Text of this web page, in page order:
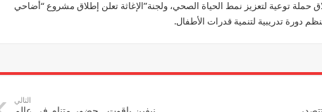
حملة توعية لتعزيز نمط الحياة الصحي، ولجنة”الإغاثة تعلن إطلاق مشروع “أضاحي
التالي